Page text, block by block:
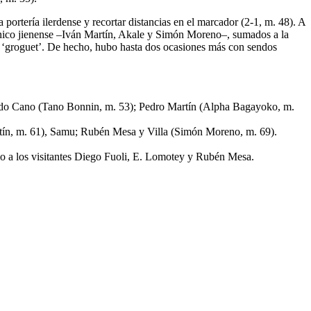
ilerdense y recortar distancias en el marcador (2-1, m. 48). A
jienense –Iván Martín, Akale y Simón Moreno–, sumados a la
De hecho, hubo hasta dos ocasiones más con sendos
Cano (Tano Bonnin, m. 53); Pedro Martín (Alpha Bagayoko, m.
m. 61), Samu; Rubén Mesa y Villa (Simón Moreno, m. 69).
los visitantes Diego Fuoli, E. Lomotey y Rubén Mesa.